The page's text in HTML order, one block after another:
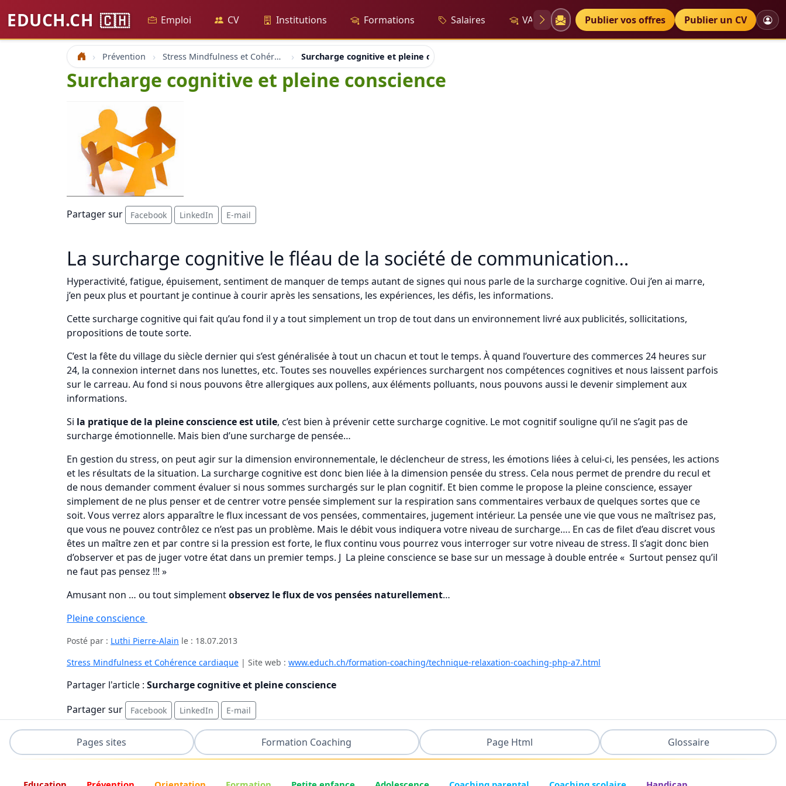
EDUCH.CH 🇨🇭 Emploi CV Institutions Formations Salaires VAE Diplômes Petites annonces
Publier vos offres Publier un CV
Accueil Prévention Stress Mindfulness et Cohérence cardiaque Surcharge cognitive et pleine conscience
Surcharge cognitive et pleine conscience
Partager sur Facebook LinkedIn E-mail
La surcharge cognitive le fléau de la société de communication…
Hyperactivité, fatigue, épuisement, sentiment de manquer de temps autant de signes qui nous parle de la surcharge cognitive. Oui j’en ai marre,
j’en peux plus et pourtant je continue à courir après les sensations, les expériences, les défis, les informations.
Cette surcharge cognitive qui fait qu’au fond il y a tout simplement un trop de tout dans un environnement livré aux publicités, sollicitations,
propositions de toute sorte.
C’est la fête du village du siècle dernier qui s’est généralisée à tout un chacun et tout le temps. À quand l’ouverture des commerces 24 heures sur
24, la connexion internet dans nos lunettes, etc. Toutes ses nouvelles expériences surchargent nos compétences cognitives et nous laissent parfois
sur le carreau. Au fond si nous pouvons être allergiques aux pollens, aux éléments polluants, nous pouvons aussi le devenir simplement aux
informations.
Si la pratique de la pleine conscience est utile, c’est bien à prévenir cette surcharge cognitive. Le mot cognitif souligne qu’il ne s’agit pas de
surcharge émotionnelle. Mais bien d’une surcharge de pensée…
En gestion du stress, on peut agir sur la dimension environnementale, le déclencheur de stress, les émotions liées à celui-ci, les pensées, les actions
et les résultats de la situation. La surcharge cognitive est donc bien liée à la dimension pensée du stress. Cela nous permet de prendre du recul et
de nous demander comment évaluer si nous sommes surchargés sur le plan cognitif. Et bien comme le propose la pleine conscience, essayer
simplement de ne plus penser et de centrer votre pensée simplement sur la respiration sans commentaires verbaux de quelques sortes que ce
soit. Vous verrez alors apparaître le flux incessant de vos pensées, commentaires, jugement intérieur. La pensée une vie que vous ne maîtrisez pas,
que vous ne pouvez contrôlez ce n’est pas un problème. Mais le débit vous indiquera votre niveau de surcharge…. En cas de filet d’eau discret vous
êtes un maître zen et par contre si la pression est forte, le flux continu vous pourrez vous interroger sur votre niveau de stress. Il s’agit donc bien
d’observer et pas de juger votre état dans un premier temps. J La pleine conscience se base sur un message à double entrée « Surtout pensez qu’il
ne faut pas pensez !!! »
Amusant non … ou tout simplementobservez le flux de vos pensées naturellement…
Pleine conscience
Posté par : Luthi Pierre-Alain le : 18.07.2013
Stress Mindfulness et Cohérence cardiaque | Site web : www.educh.ch/formation-coaching/technique-relaxation-coaching-php-a7.html
Partager l'article : Surcharge cognitive et pleine conscience
Partager sur
Facebook LinkedIn E-mail
Pages sites Formation Coaching Page Html Glossaire